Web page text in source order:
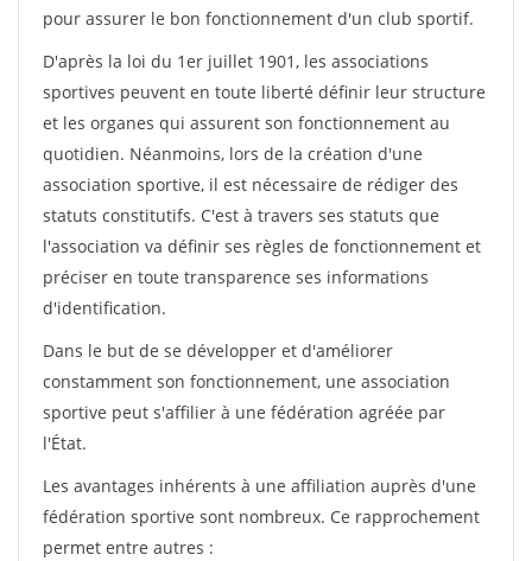
pour assurer le bon fonctionnement d'un club sportif.
D'après la loi du 1er juillet 1901, les associations
sportives peuvent en toute liberté définir leur structure
et les organes qui assurent son fonctionnement au
quotidien. Néanmoins, lors de la création d'une
association sportive, il est nécessaire de rédiger des
statuts constitutifs. C'est à travers ses statuts que
l'association va définir ses règles de fonctionnement et
préciser en toute transparence ses informations
d'identification.
Dans le but de se développer et d'améliorer
constamment son fonctionnement, une association
sportive peut s'affilier à une fédération agréée par
l'État.
Les avantages inhérents à une affiliation auprès d'une
fédération sportive sont nombreux. Ce rapprochement
permet entre autres :